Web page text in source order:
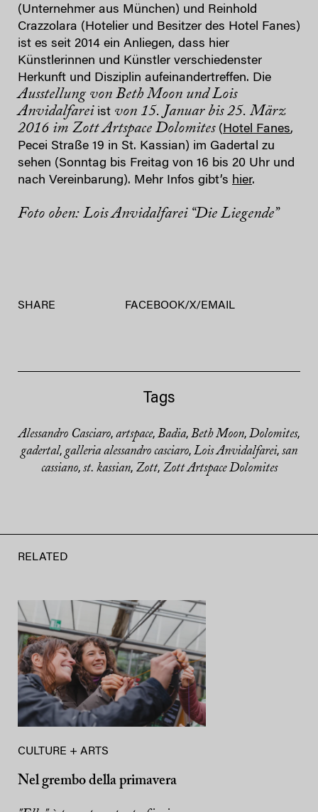
(Unternehmer aus München) und Reinhold
Crazzolara (Hotelier und Besitzer des Hotel Fanes)
ist es seit 2014 ein Anliegen, dass hier
Künstlerinnen und Künstler verschiedenster
Herkunft und Disziplin aufeinandertreffen. Die
Ausstellung von Beth Moon und Lois
Anvidalfarei ist von 15. Januar bis 25. März
2016 im Zott Artspace Dolomites(Hotel Fanes,
Pecei Straße 19 in St. Kassian) im Gadertal zu
sehen (Sonntag bis Freitag von 16 bis 20 Uhr und
nach Vereinbarung). Mehr Infos gibt’s hier.
Foto oben: Lois Anvidalfarei “Die Liegende”
SHARE FACEBOOK/X/ EMAIL
Tags
Alessandro Casciaro, artspace, Badia, Beth Moon, Dolomites,
gadertal, galleria alessandro casciaro, Lois Anvidalfarei, san
cassiano, st. kassian, Zott, Zott Artspace Dolomites
RELATED
CULTURE + ARTS
Nel grembo della primavera